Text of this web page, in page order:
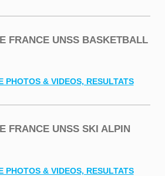
FRANCE UNSS BASKETBALL
PHOTOS & VIDEOS, RESULTATS
FRANCE UNSS SKI ALPIN
PHOTOS & VIDEOS, RESULTATS